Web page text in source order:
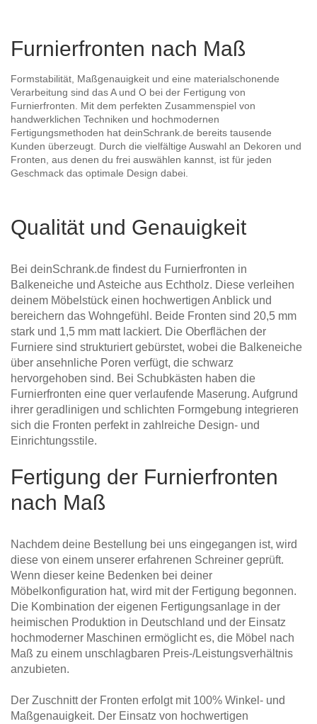
Furnierfronten nach Maß
Formstabilität, Maßgenauigkeit und eine materialschonende
Verarbeitung sind das A und O bei der Fertigung von
Furnierfronten. Mit dem perfekten Zusammenspiel von
handwerklichen Techniken und hochmodernen
Fertigungsmethoden hat deinSchrank.de bereits tausende
Kunden überzeugt. Durch die vielfältige Auswahl an Dekoren und
Fronten, aus denen du frei auswählen kannst, ist für jeden
Geschmack das optimale Design dabei.
Qualität und Genauigkeit
Bei deinSchrank.de findest du Furnierfronten in
Balkeneiche und Asteiche aus Echtholz. Diese verleihen
deinem Möbelstück einen hochwertigen Anblick und
bereichern das Wohngefühl. Beide Fronten sind 20,5 mm
stark und 1,5 mm matt lackiert. Die Oberflächen der
Furniere sind strukturiert gebürstet, wobei die Balkeneiche
über ansehnliche Poren verfügt, die schwarz
hervorgehoben sind. Bei Schubkästen haben die
Furnierfronten eine quer verlaufende Maserung. Aufgrund
ihrer geradlinigen und schlichten Formgebung integrieren
sich die Fronten perfekt in zahlreiche Design- und
Einrichtungsstile.
Fertigung der Furnierfronten
nach Maß
Nachdem deine Bestellung bei uns eingegangen ist, wird
diese von einem unserer erfahrenen Schreiner geprüft.
Wenn dieser keine Bedenken bei deiner
Möbelkonfiguration hat, wird mit der Fertigung begonnen.
Die Kombination der eigenen Fertigungsanlage in der
heimischen Produktion in Deutschland und der Einsatz
hochmoderner Maschinen ermöglicht es, die Möbel nach
Maß zu einem unschlagbaren Preis-/Leistungsverhältnis
anzubieten.
Der Zuschnitt der Fronten erfolgt mit 100% Winkel- und
Maßgenauigkeit. Der Einsatz von hochwertigen